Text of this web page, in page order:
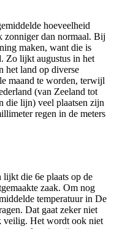
hoeveelheid
zonniger dan normaal. Bij
maken, want die is
Zo lijkt augustus in het
het land op diverse
maand te worden, terwijl
(van Zeeland tot
die lijn) veel plaatsen zijn
regen in de meters
lijkt die 6e plaats op de
zaak. Om nog
temperatuur in De
Dat gaat zeker niet
veilig. Het wordt ook niet